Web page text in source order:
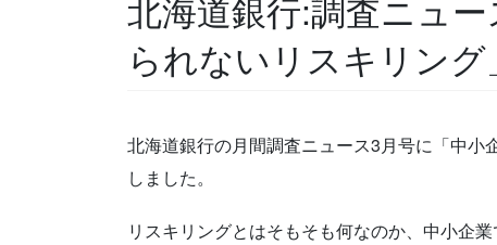
られないリスキリング
北海道銀行の月間調査ニュース3月号に「中小
しました。
リスキリングとはそもそも何なのか、中小企